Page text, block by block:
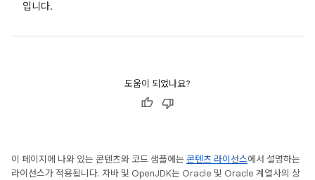
입니다.
도움이 되었나요?
이 페이지에 나와 있는 콘텐츠와 코드 샘플에는 콘텐츠 라이선스에서 설명하는
라이선스가 적용됩니다. 자바 및 OpenJDK는 Oracle 및 Oracle 계열사의 상